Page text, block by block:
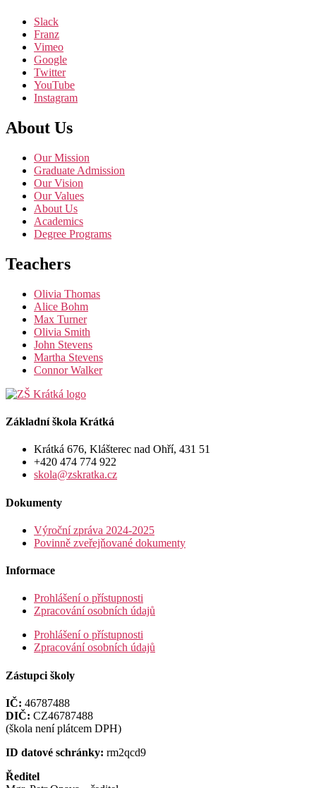
Slack
Franz
Vimeo
Google
Twitter
YouTube
Instagram
About Us
Our Mission
Graduate Admission
Our Vision
Our Values
About Us
Academics
Degree Programs
Teachers
Olivia Thomas
Alice Bohm
Max Turner
Olivia Smith
John Stevens
Martha Stevens
Connor Walker
Základní škola Krátká
Krátká 676, Klášterec nad Ohří, 431 51
+420 474 774 922
skola@zskratka.cz
Dokumenty
Výroční zpráva 2024-2025
Povinně zveřejňované dokumenty
Informace
Prohlášení o přístupnosti
Zpracování osobních údajů
Prohlášení o přístupnosti
Zpracování osobních údajů
Zástupci školy
IČ: 46787488
DIČ: CZ46787488
(škola není plátcem DPH)
ID datové schránky: rm2qcd9
Ředitel